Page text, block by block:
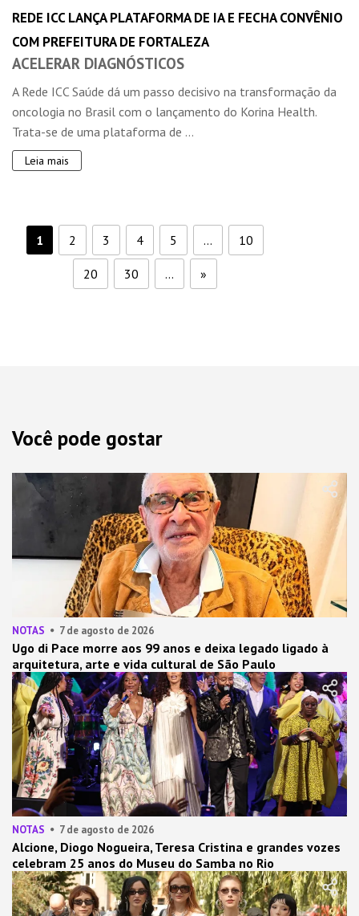
REDE ICC LANÇA PLATAFORMA DE IA E FECHA CONVÊNIO
COM PREFEITURA DE FORTALEZA
ACELERAR DIAGNÓSTICOS
A Rede ICC Saúde dá um passo decisivo na transformação da
oncologia no Brasil com o lançamento do Korina Health.
Trata-se de uma plataforma de ...
Leia mais
1 2 3 4 5 ... 10
20 30 ... »
Você pode gostar
NOTAS 7 de agosto de 2026
Ugo di Pace morre aos 99 anos e deixa legado ligado à
arquitetura, arte e vida cultural de São Paulo
NOTAS 7 de agosto de 2026
Alcione, Diogo Nogueira, Teresa Cristina e grandes vozes
celebram 25 anos do Museu do Samba no Rio